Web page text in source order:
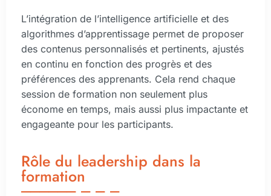
L’intégration de l’intelligence artificielle et des
algorithmes d’apprentissage permet de proposer
des contenus personnalisés et pertinents, ajustés
en continu en fonction des progrès et des
préférences des apprenants. Cela rend chaque
session de formation non seulement plus
économe en temps, mais aussi plus impactante et
engageante pour les participants.
Rôle du leadership dans la
formation